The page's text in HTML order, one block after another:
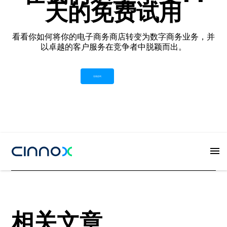
天的免费试用
看看你如何将你的电子商务商店转变为数字商务业务，并
以卓越的客户服务在竞争者中脱颖而出。
在线咨询